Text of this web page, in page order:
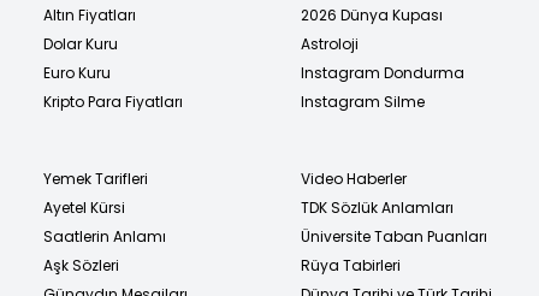
Altın Fiyatları
Dolar Kuru
Euro Kuru
Kripto Para Fiyatları
2026 Dünya Kupası
Astroloji
Instagram Dondurma
Instagram Silme
Yemek Tarifleri
Ayetel Kürsi
Saatlerin Anlamı
Aşk Sözleri
Video Haberler
TDK Sözlük Anlamları
Üniversite Taban Puanları
Rüya Tabirleri